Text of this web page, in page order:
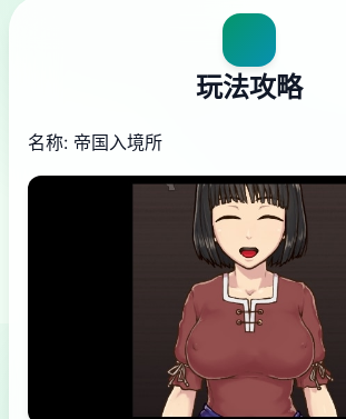
玩法攻略
名称: 帝国入境所